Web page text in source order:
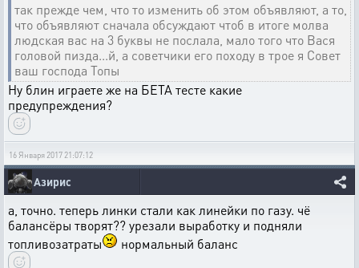
так прежде чем, что то изменить об этом объявляют, а то,
что объявляют сначала обсуждают чтоб в итоге молва
людская вас на 3 буквы не послала, мало того что Вася
головой пизда...й, а советчики его походу в трое я Совет
ваш господа Топы
Ну блин играете же на БЕТА тесте какие
предупреждения?
16 Января 2017 21:07:12
Азирис
а, точно. теперь линки стали как линейки по газу. чё
балансёры творят?? урезали выработку и подняли
топливозатраты
нормальный баланс